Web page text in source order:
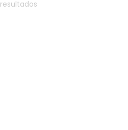
resultados